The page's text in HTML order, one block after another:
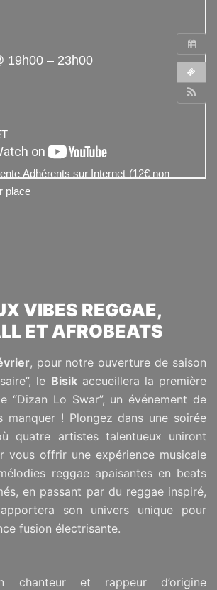
19h00 – 23h00
Adhérents sur Internet (12€ non
place
VIBES REGGAE,
ET AFROBEATS
, pour notre ouverture de saison
le Bisikaccueillera la première
“Dizan Lo Swar”, un événement de
manquer ! Plongez dans une soirée
quatre artistes talentueux uniront
vous offrir une expérience musicale
reggae apaisantes en beats
en passant par du reggae inspiré,
son univers unique pour
fusion électrisante.
et rappeur d’origine